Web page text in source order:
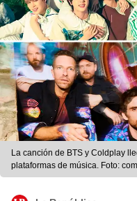
La canción de BTS y Coldplay
plataformas de música. Foto: